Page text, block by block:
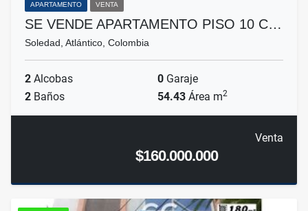
APARTAMENTO VENTA
SE VENDE APARTAMENTO PISO 10 C…
Soledad, Atlántico, Colombia
2 Alcobas 0 Garaje
2 Baños 54.43 Área m2
Venta
$160.000.000